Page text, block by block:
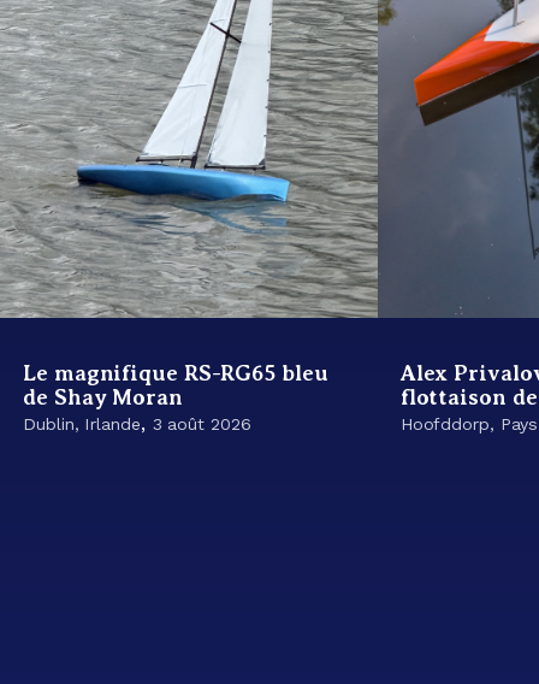
Le magnifique RS-RG65 bleu
de Shay Moran
Dublin, Irlande, 3 août 2026
Alex
flottaison de
Hoofddorp,